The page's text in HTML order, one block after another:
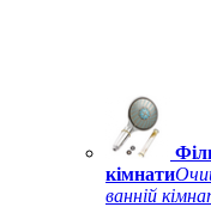
кімнати
ванній